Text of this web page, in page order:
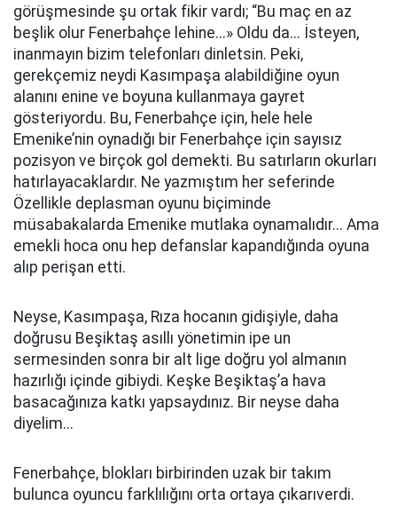
görüşmesinde şu ortak fikir vardı; “Bu maç en az
beşlik olur Fenerbahçe lehine...» Oldu da... İsteyen,
inanmayın bizim telefonları dinletsin. Peki,
gerekçemiz neydi Kasımpaşa alabildiğine oyun
alanını enine ve boyuna kullanmaya gayret
gösteriyordu. Bu, Fenerbahçe için, hele hele
Emenike’nin oynadığı bir Fenerbahçe için sayısız
pozisyon ve birçok gol demekti. Bu satırların okurları
hatırlayacaklardır. Ne yazmıştım her seferinde
Özellikle deplasman oyunu biçiminde
müsabakalarda Emenike mutlaka oynamalıdır... Ama
emekli hoca onu hep defanslar kapandığında oyuna
alıp perişan etti.
Neyse, Kasımpaşa, Rıza hocanın gidişiyle, daha
doğrusu Beşiktaş asıllı yönetimin ipe un
sermesinden sonra bir alt lige doğru yol almanın
hazırlığı içinde gibiydi. Keşke Beşiktaş’a hava
basacağınıza katkı yapsaydınız. Bir neyse daha
diyelim...
Fenerbahçe, blokları birbirinden uzak bir takım
bulunca oyuncu farklılığını orta ortaya çıkarıverdi.